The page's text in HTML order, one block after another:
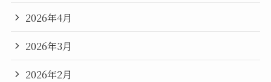
2026年4月
2026年3月
2026年2月